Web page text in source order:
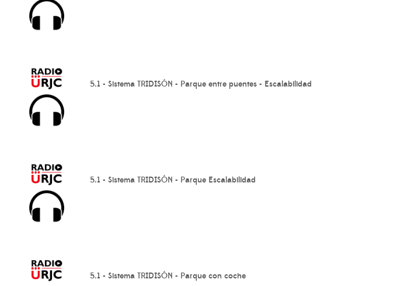
5.1 - Sistema TRIDISÓN - Parque entre puentes - Escalabilidad
5.1 - Sistema TRIDISÓN - Parque Escalabilidad
5.1 - Sistema TRIDISÓN - Parque con coche